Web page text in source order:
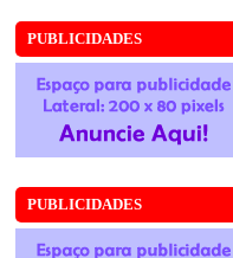
PUBLICIDADES
PUBLICIDADES